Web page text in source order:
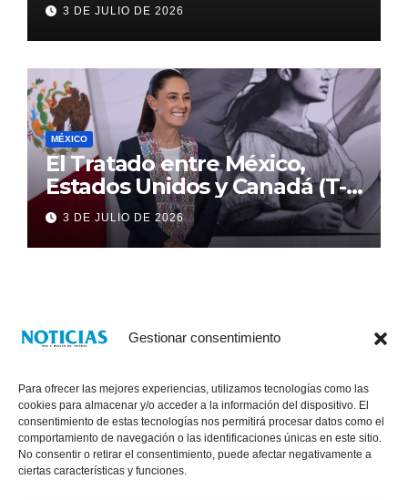
Gestionar consentimiento
Para ofrecer las mejores experiencias, utilizamos tecnologías como las
cookies para almacenar y/o acceder a la información del dispositivo. El
consentimiento de estas tecnologías nos permitirá procesar datos como el
comportamiento de navegación o las identificaciones únicas en este sitio.
No consentir o retirar el consentimiento, puede afectar negativamente a
ciertas características y funciones.
3 DE JULIO DE 2026
MÉXICO
El Tratado entre México,
Estados Unidos y Canadá (T-
MEC) se mantiene hasta el
2036: Presidenta Claudia
Sheinbaum
3 DE JULIO DE 2026
® Derechos Reservados 2026|